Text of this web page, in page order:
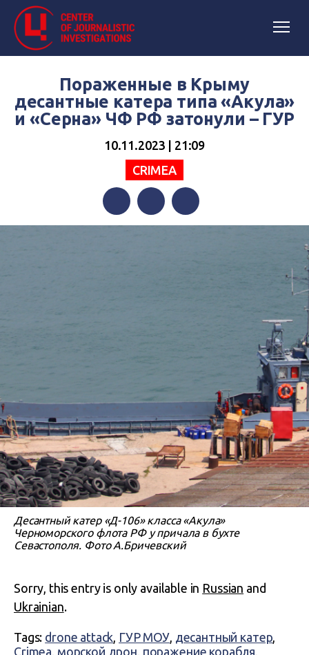
Пораженные в Крыму
десантные катера типа «Акула»
и «Серна» ЧФ РФ затонули – ГУР
10.11.2023 | 21:09
CRIMEA
FacebookTwitterTelegram
Десантный катер «Д-106» класса «Акула»
Черноморского флота РФ у причала в бухте
Севастополя. Фото А.Бричевский
Sorry, this entry is only available in Russian and
Ukrainian.
Tags: drone attack, ГУР МОУ, десантный катер,
Crimea, морской дрон, поражение корабля,